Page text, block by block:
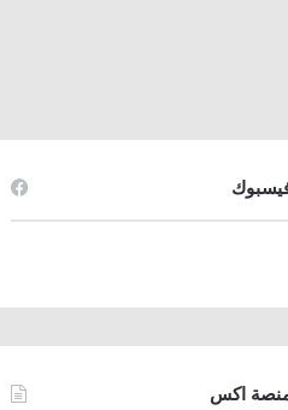
منصة اكس